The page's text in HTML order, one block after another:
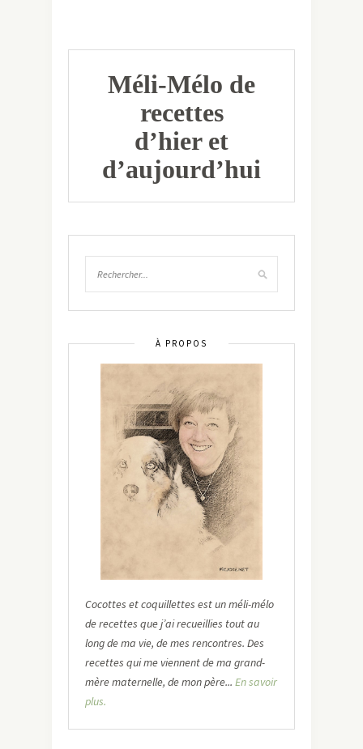
Méli-Mélo de
recettes
d’hier et
d’aujourd’hui
À PROPOS
Cocottes et coquillettes est un méli-mélo
de recettes que j’ai recueillies tout au
long de ma vie, de mes rencontres. Des
recettes qui me viennent de ma grand-
mère maternelle, de mon père... En savoir
plus.